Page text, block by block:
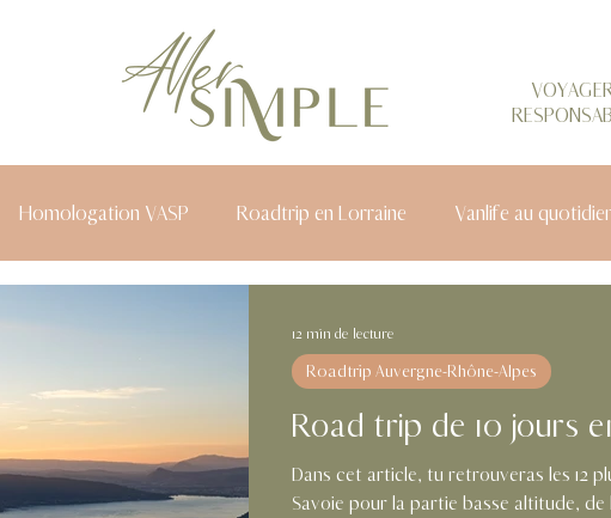
Homologation VASP Roadtrip en Lorraine Vanlife au
Road trip de 10 jours
Dans cet article, tu retrouveras les 12
Savoie pour la partie basse altitude, de
Roadtrip Auvergne-Rhône-Alpes
12 min de lecture